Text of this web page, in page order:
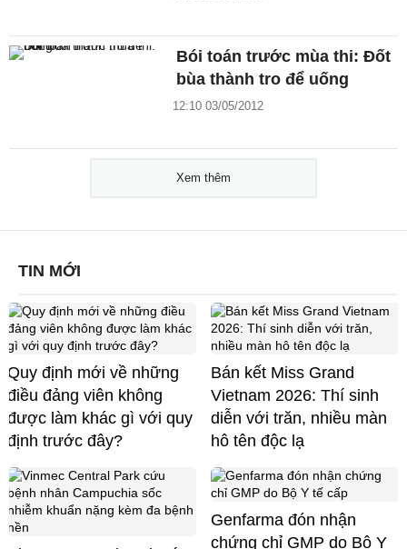
Bói toán trước mùa thi: Đốt
bùa thành tro để uống
12:10 03/05/2012
Xem thêm
TIN MỚI
Quy định mới về những
điều đảng viên không
được làm khác gì với quy
định trước đây?
Bán kết Miss Grand
Vietnam 2026: Thí sinh
diễn với trăn, nhiều màn
hô tên độc lạ
Genfarma đón nhận
chứng chỉ GMP do Bộ Y